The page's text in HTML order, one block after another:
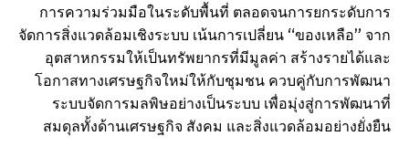
การความร่วมมือในระดับพื้นที่ ตลอดจนการยกระดับการ
จัดการสิ่งแวดล้อมเชิงระบบ เน้นการเปลี่ยน “ของเหลือ” จาก
อุตสาหกรรมให้เป็นทรัพยากรที่มีมูลค่า สร้างรายได้และ
โอกาสทางเศรษฐกิจใหม่ให้กับชุมชน ควบคู่กับการพัฒนา
ระบบจัดการมลพิษอย่างเป็นระบบ เพื่อมุ่งสู่การพัฒนาที่
สมดุลทั้งด้านเศรษฐกิจ สังคม และสิ่งแวดล้อมอย่างยั่งยืน